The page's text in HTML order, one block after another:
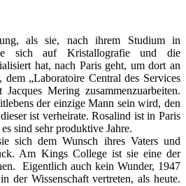
als sie, nach ihrem Studium in
sich auf Kristallografie und die
hat, nach Paris geht, um dort an
dem „Laboratoire Central des Services
Mering zusammenzuarbeiten.
der einzige Mann sein wird, den
ist verheirate. Rosalind ist in Paris
sind sehr produktive Jahre.
sich dem Wunsch ihres Vaters und
Am Kings College ist sie eine der
Eigentlich auch kein Wunder, 1947
der Wissenschaft vertreten, als heute.